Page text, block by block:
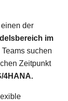
der
im
suchen
Zeitpunkt
4HANA.